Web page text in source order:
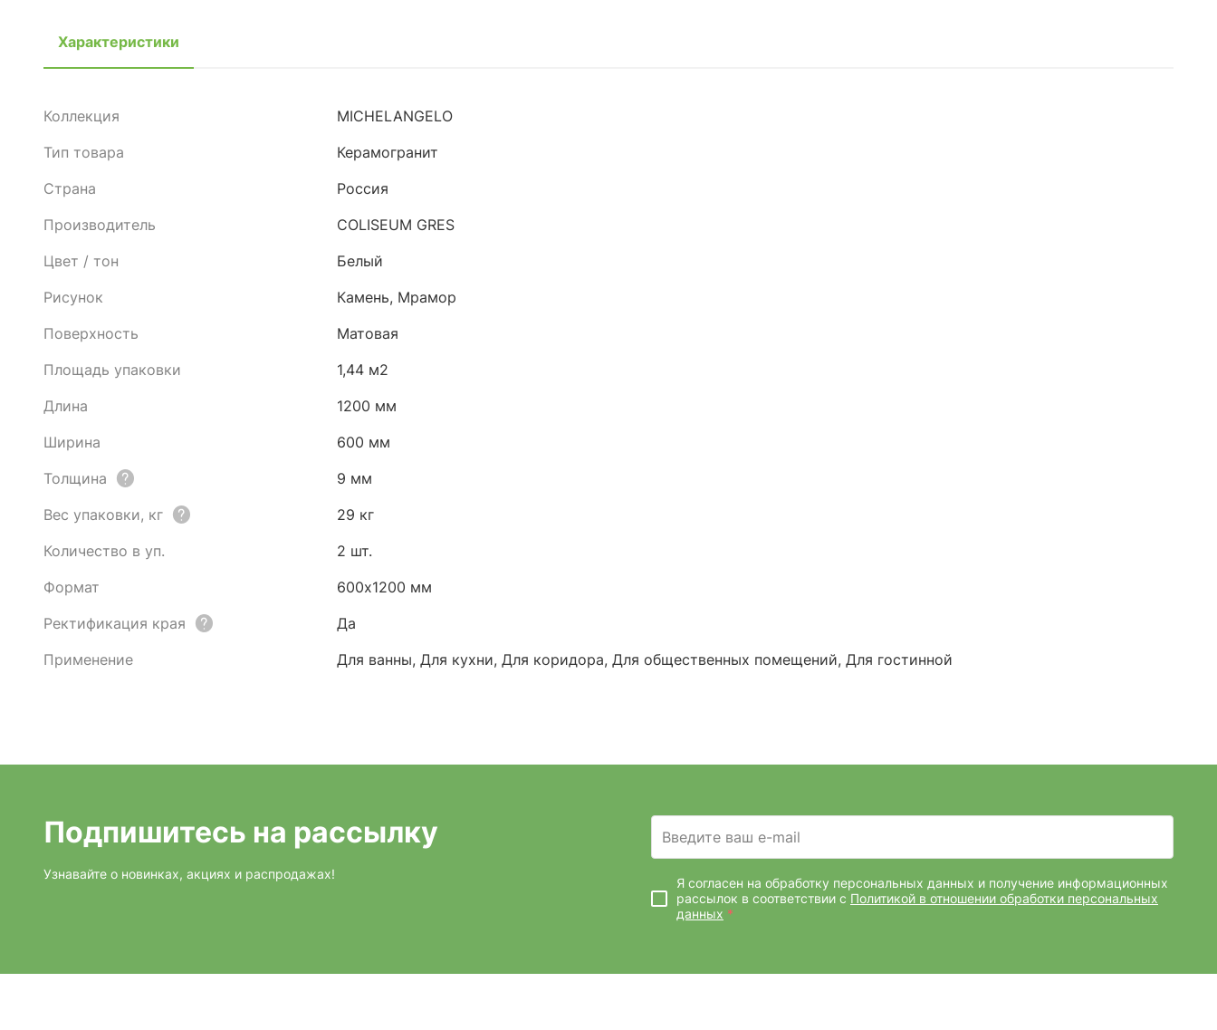
Характеристики
Коллекция
MICHELANGELO
Тип товара
Керамогранит
Страна
Россия
Производитель
COLISEUM GRES
Цвет / тон
Белый
Рисунок
Камень, Мрамор
Поверхность
Матовая
Площадь упаковки
1,44 м2
Длина
1200 мм
Ширина
600 мм
Толщина
9 мм
Вес упаковки, кг
29 кг
Количество в уп.
2 шт.
Формат
600х1200 мм
Ректификация края
Да
Применение
Для ванны, Для кухни, Для коридора, Для общественных помещений, Для гостинной
Подпишитесь на рассылку
Узнавайте о новинках, акциях и распродажах!
Введите ваш e-mail
Я согласен на обработку персональных данных и получение информационных
рассылок в соответствии с Политикой в отношении обработки персональных
данных *